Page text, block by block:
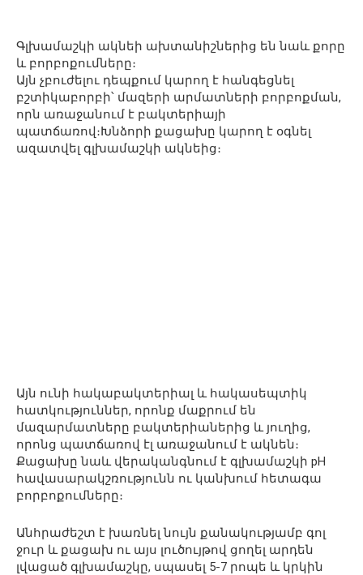
Գլխամաշկի ակնեի ախտանիշներից են նաև քորը
և բորբոքումները։
Այն չբուժելու դեպքում կարող է հանգեցնել
բշտիկաբորբի՝ մազերի արմատների բորբոքման,
որն առաջանում է բակտերիայի
պատճառով։Խնձորի քացախը կարող է օգնել
ազատվել գլխամաշկի ակնեից։
Այն ունի հակաբակտերիալ և հակասեպտիկ
հատկություններ, որոնք մաքրում են
մազարմատները բակտերիաներից և յուղից,
որոնց պատճառով էլ առաջանում է ակնեն։
Քացախը նաև վերականգնում է գլխամաշկի pH
հավասարակշռությունն ու կանխում հետագա
բորբոքումները։
Անհրաժեշտ է խառնել նույն քանակությամբ գոլ
ջուր և քացախ ու այս լուծույթով ցողել արդեն
լվացած գլխամաշկը, սպասել 5-7 րոպե և կրկին